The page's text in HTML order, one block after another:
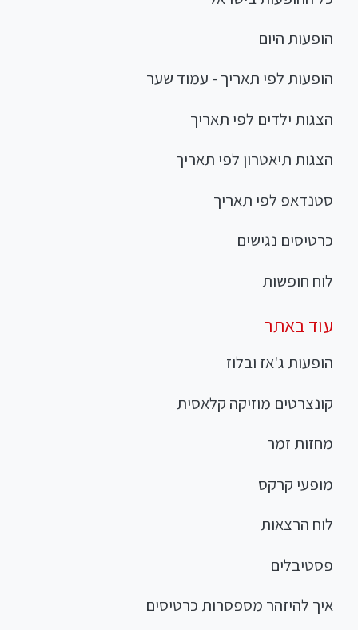
הופעות היום
הופעות לפי תאריך - עמוד שער
הצגות ילדים לפי תאריך
הצגות תיאטרון לפי תאריך
סטנדאפ לפי תאריך
כרטיסים נגישים
לוח חופשות
עוד באתר
הופעות ג'אז ובלוז
קונצרטים מוזיקה קלאסית
מחזות זמר
מופעי קרקס
לוח הרצאות
פסטיבלים
איך להיזהר מספסרות כרטיסים